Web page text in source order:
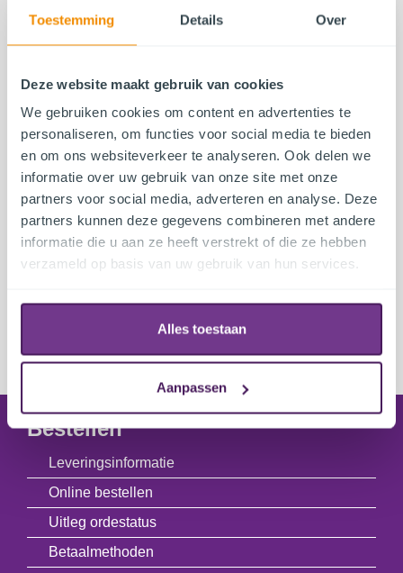
Toestemming Details Over
Deze website maakt gebruik van cookies
We gebruiken cookies om content en advertenties te
personaliseren, om functies voor social media te bieden
en om ons websiteverkeer te analyseren. Ook delen we
informatie over uw gebruik van onze site met onze
partners voor social media, adverteren en analyse. Deze
partners kunnen deze gegevens combineren met andere
informatie die u aan ze heeft verstrekt of die ze hebben
verzameld op basis van uw gebruik van hun services.
Alles toestaan
Aanpassen
Kleuren
Bestellen
Leveringsinformatie
Online bestellen
Uitleg ordestatus
Betaalmethoden